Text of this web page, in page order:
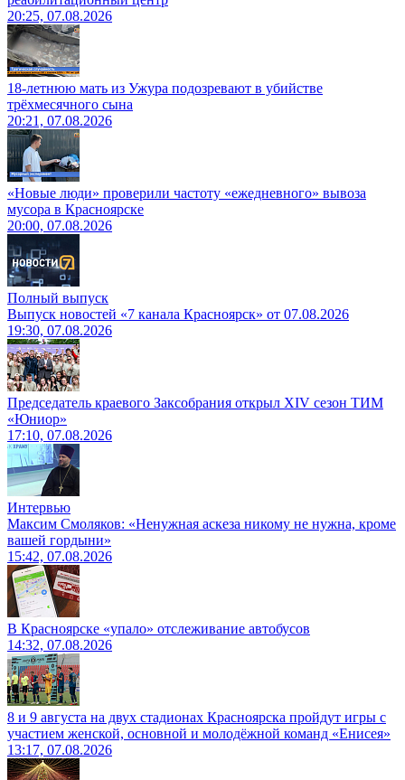
20:25, 07.08.2026
18-летнюю мать из Ужура подозревают в убийстве
трёхмесячного сына
20:21, 07.08.2026
«Новые люди» проверили частоту «ежедневного» вывоза
мусора в Красноярске
20:00, 07.08.2026
Полный выпуск
Выпуск новостей «7 канала Красноярск» от 07.08.2026
19:30, 07.08.2026
Председатель краевого Заксобрания открыл XIV сезон ТИМ
«Юниор»
17:10, 07.08.2026
Интервью
Максим Смоляков: «Ненужная аскеза никому не нужна, кроме
вашей гордыни»
15:42, 07.08.2026
В Красноярске «упало» отслеживание автобусов
14:32, 07.08.2026
8 и 9 августа на двух стадионах Красноярска пройдут игры с
участием женской, основной и молодёжной команд «Енисея»
13:17, 07.08.2026